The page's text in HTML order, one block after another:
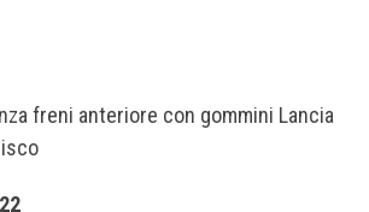
freni anteriore con gommini Lancia